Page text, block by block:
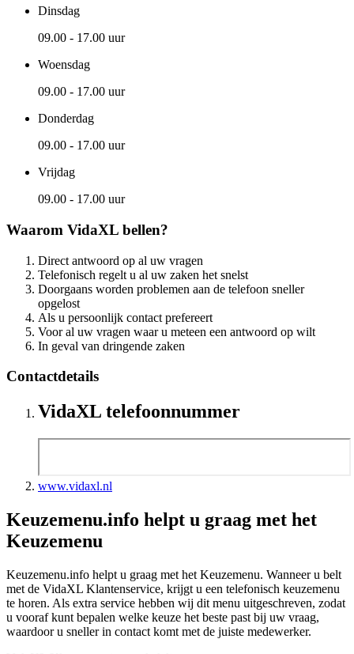
Dinsdag
09.00 - 17.00 uur
Woensdag
09.00 - 17.00 uur
Donderdag
09.00 - 17.00 uur
Vrijdag
09.00 - 17.00 uur
Waarom VidaXL bellen?
Direct antwoord op al uw vragen
Telefonisch regelt u al uw zaken het snelst
Doorgaans worden problemen aan de telefoon sneller
opgelost
Als u persoonlijk contact prefereert
Voor al uw vragen waar u meteen een antwoord op wilt
In geval van dringende zaken
Contactdetails
VidaXL telefoonnummer
www.vidaxl.nl
Keuzemenu.info helpt u graag met het
Keuzemenu
Keuzemenu.info helpt u graag met het Keuzemenu. Wanneer u belt
met de VidaXL Klantenservice, krijgt u een telefonisch keuzemenu
te horen. Als extra service hebben wij dit menu uitgeschreven, zodat
u vooraf kunt bepalen welke keuze het beste past bij uw vraag,
waardoor u sneller in contact komt met de juiste medewerker.